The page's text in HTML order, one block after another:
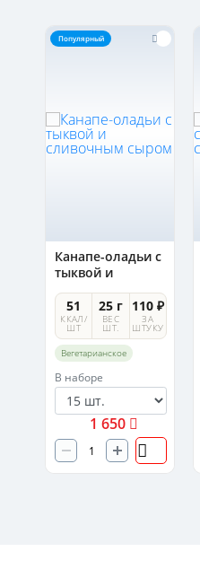
Популярный
Канапе-оладьи с
тыквой и
сливочным
сыром
51
ККАЛ/
ШТ
25 г
ВЕС
ШТ.
110 ₽
ЗА
ШТУКУ
Вегетарианское
В наборе
1 650